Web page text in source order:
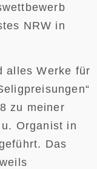
NRW in
alles Werke für
zu meiner
Organist in
Das